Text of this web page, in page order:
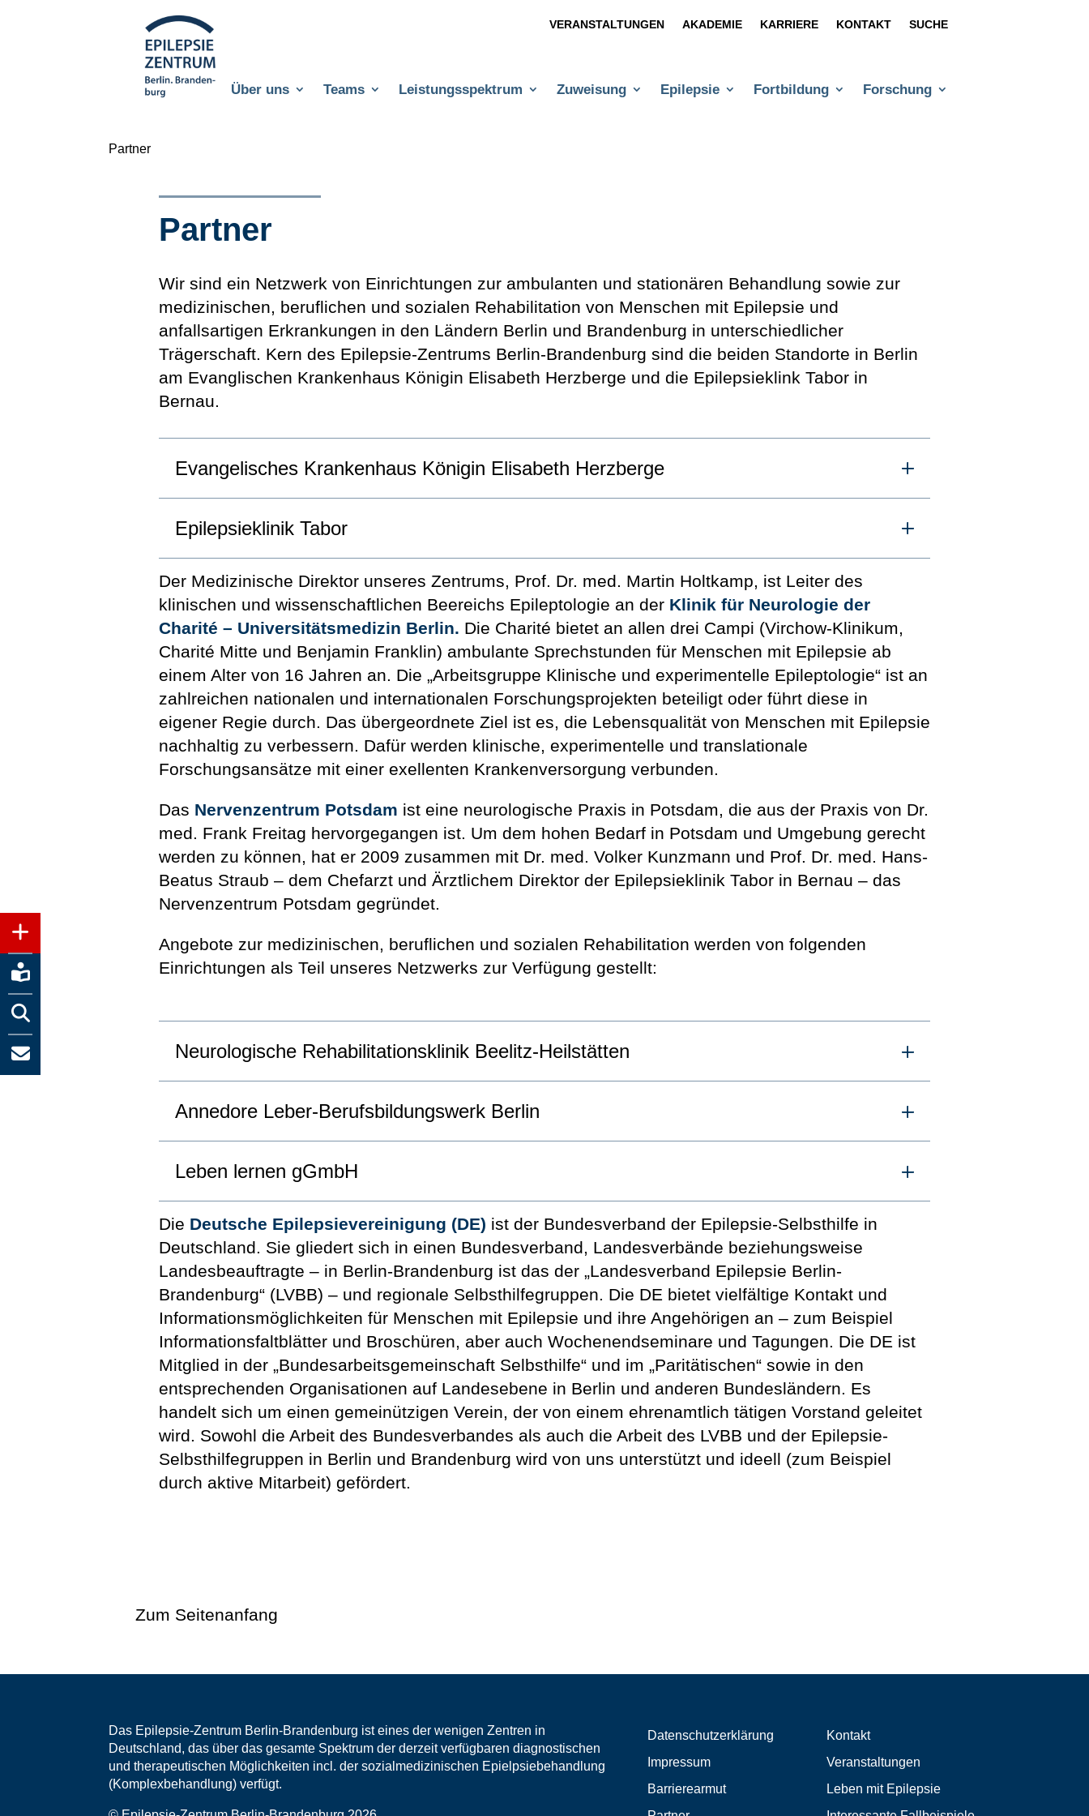
+



VERANSTALTUNGEN AKADEMIE KARRIERE KONTAKT SUCHE
Über uns Teams Leistungsspektrum Zuweisung Epilepsie Fortbildung Forschung
Partner
Partner
Wir sind ein Netzwerk von Einrichtungen zur ambulanten und stationären Behandlung sowie zur
medizinischen, beruflichen und sozialen Rehabilitation von Menschen mit Epilepsie und
anfallsartigen Erkrankungen in den Ländern Berlin und Brandenburg in unterschiedlicher
Trägerschaft. Kern des Epilepsie-Zentrums Berlin-Brandenburg sind die beiden Standorte in Berlin
am Evanglischen Krankenhaus Königin Elisabeth Herzberge und die Epilepsieklink Tabor in
Bernau.
Evangelisches Krankenhaus Königin Elisabeth Herzberge
Epilepsieklinik Tabor
Der Medizinische Direktor unseres Zentrums, Prof. Dr. med. Martin Holtkamp, ist Leiter des
klinischen und wissenschaftlichen Beereichs Epileptologie an der Klinik für Neurologie der
Charité – Universitätsmedizin Berlin. Die Charité bietet an allen drei Campi (Virchow-Klinikum,
Charité Mitte und Benjamin Franklin) ambulante Sprechstunden für Menschen mit Epilepsie ab
einem Alter von 16 Jahren an. Die „Arbeitsgruppe Klinische und experimentelle Epileptologie“ ist an
zahlreichen nationalen und internationalen Forschungsprojekten beteiligt oder führt diese in
eigener Regie durch. Das übergeordnete Ziel ist es, die Lebensqualität von Menschen mit Epilepsie
nachhaltig zu verbessern. Dafür werden klinische, experimentelle und translationale
Forschungsansätze mit einer exellenten Krankenversorgung verbunden.
Das Nervenzentrum Potsdam ist eine neurologische Praxis in Potsdam, die aus der Praxis von Dr.
med. Frank Freitag hervorgegangen ist. Um dem hohen Bedarf in Potsdam und Umgebung gerecht
werden zu können, hat er 2009 zusammen mit Dr. med. Volker Kunzmann und Prof. Dr. med. Hans-
Beatus Straub – dem Chefarzt und Ärztlichem Direktor der Epilepsieklinik Tabor in Bernau – das
Nervenzentrum Potsdam gegründet.
Angebote zur medizinischen, beruflichen und sozialen Rehabilitation werden von folgenden
Einrichtungen als Teil unseres Netzwerks zur Verfügung gestellt:
Neurologische Rehabilitationsklinik Beelitz-Heilstätten
Annedore Leber-Berufsbildungswerk Berlin
Leben lernen gGmbH
Die Deutsche Epilepsievereinigung (DE) ist der Bundesverband der Epilepsie-Selbsthilfe in
Deutschland. Sie gliedert sich in einen Bundesverband, Landesverbände beziehungsweise
Landesbeauftragte – in Berlin-Brandenburg ist das der „Landesverband Epilepsie Berlin-
Brandenburg“ (LVBB) – und regionale Selbsthilfegruppen. Die DE bietet vielfältige Kontakt und
Informationsmöglichkeiten für Menschen mit Epilepsie und ihre Angehörigen an – zum Beispiel
Informationsfaltblätter und Broschüren, aber auch Wochenendseminare und Tagungen. Die DE ist
Mitglied in der „Bundesarbeitsgemeinschaft Selbsthilfe“ und im „Paritätischen“ sowie in den
entsprechenden Organisationen auf Landesebene in Berlin und anderen Bundesländern. Es
handelt sich um einen gemeinützigen Verein, der von einem ehrenamtlich tätigen Vorstand geleitet
wird. Sowohl die Arbeit des Bundesverbandes als auch die Arbeit des LVBB und der Epilepsie-
Selbsthilfegruppen in Berlin und Brandenburg wird von uns unterstützt und ideell (zum Beispiel
durch aktive Mitarbeit) gefördert.
Zum Seitenanfang
Das Epilepsie-Zentrum Berlin-Brandenburg ist eines der wenigen Zentren in
Deutschland, das über das gesamte Spektrum der derzeit verfügbaren diagnostischen
und therapeutischen Möglichkeiten incl. der sozialmedizinischen Epielpsiebehandlung
(Komplexbehandlung) verfügt.
Datenschutzerklärung
Impressum
Barrierearmut
Kontakt
Veranstaltungen
Leben mit Epilepsie